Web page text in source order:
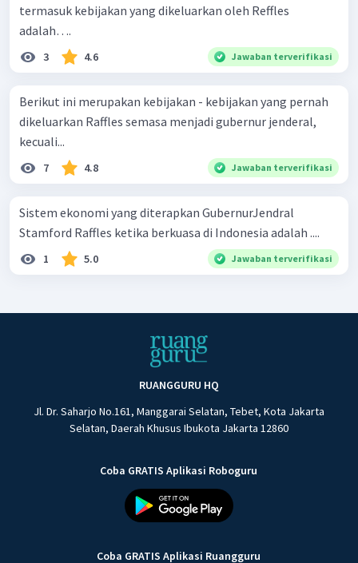
termasuk kebijakan yang dikeluarkan oleh Reffles
adalah….
3 4.6 Jawaban terverifikasi
Berikut ini merupakan kebijakan - kebijakan yang pernah
dikeluarkan Raffles semasa menjadi gubernur jenderal,
kecuali...
7 4.8 Jawaban terverifikasi
Sistem ekonomi yang diterapkan GubernurJendral
Stamford Raffles ketika berkuasa di Indonesia adalah ....
1 5.0 Jawaban terverifikasi
RUANGGURU HQ
Jl. Dr. Saharjo No.161, Manggarai Selatan, Tebet, Kota Jakarta
Selatan, Daerah Khusus Ibukota Jakarta 12860
Coba GRATIS Aplikasi Roboguru
Coba GRATIS Aplikasi Ruangguru